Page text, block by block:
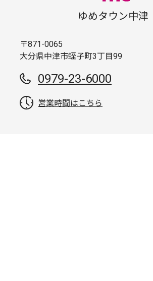
ゆめタウン中津
〒871-0065
大分県中津市蛭子町3丁目99
0979-23-6000
営業時間はこちら